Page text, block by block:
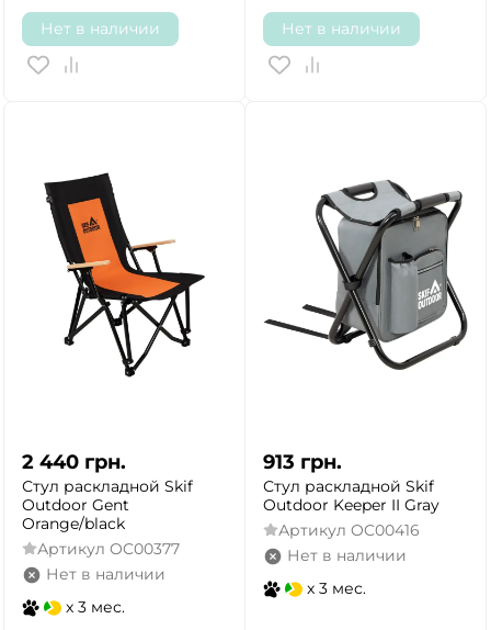
Нет в наличии Нет в наличии
2 440 грн.
Стул раскладной Skif
Outdoor Gent
Orange/black
Артикул OC00377
Нет в наличии
x 3 мес.
913 грн.
Стул раскладной Skif
Outdoor Keeper II Gray
Артикул OC00416
Нет в наличии
x 3 мес.